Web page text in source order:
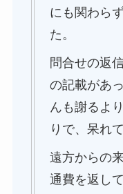
にも関わら
た。
問合せの返
の記載があ
んも謝るよ
りで、呆れ
遠方からの
通費を返し